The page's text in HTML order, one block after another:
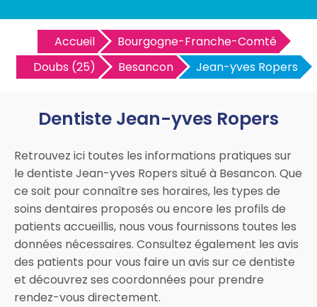
Accueil
Bourgogne-Franche-Comté
Doubs (25)
Besancon Jean-yves Ropers
Dentiste Jean-yves Ropers
Retrouvez ici toutes les informations pratiques sur
le dentiste Jean-yves Ropers situé à Besancon. Que
ce soit pour connaître ses horaires, les types de
soins dentaires proposés ou encore les profils de
patients accueillis, nous vous fournissons toutes les
données nécessaires. Consultez également les avis
des patients pour vous faire un avis sur ce dentiste
et découvrez ses coordonnées pour prendre
rendez-vous directement.